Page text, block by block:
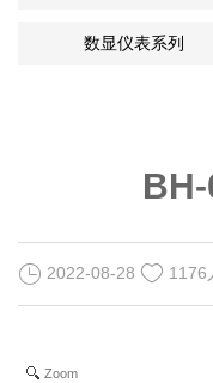
数显仪表系列
2022-08-28 1176
Zoom